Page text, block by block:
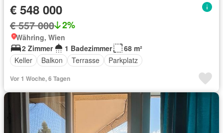
€ 548 000
€ 557 000 2%
Währing, Wien
2 Zimmer
1 Badezimmer
68 m²
Keller
Balkon Terrasse Parkplatz
Vor 1 Woche, 6 Tagen